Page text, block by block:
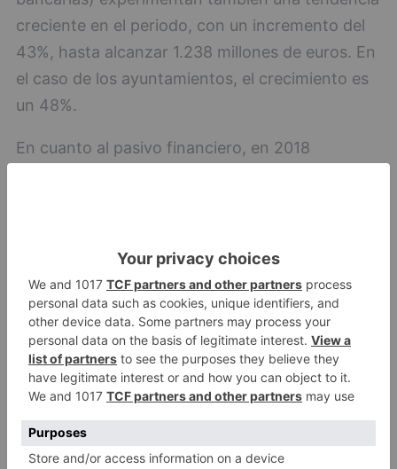
creciente en el periodo, con un incremento del
43%, hasta alcanzar 1.238 millones de euros. En
el caso de los ayuntamientos, el crecimiento es
un 48%.
En cuanto al pasivo financiero, en 2018
De dicho importe corresponde a los
ayuntamientos mayores de 50.000 habitantes el
63% y a las diputaciones el 15%. La evolución del
endeudamiento financiero entre los ejercicios
2015 y 2018 muestra una tendencia decreciente
en todos los ejercicios, con una disminución
Contratación administrativa